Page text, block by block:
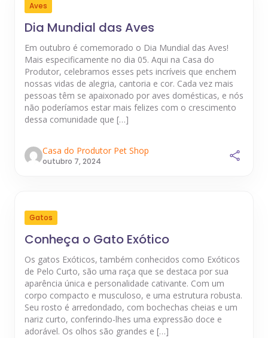
Aves
Dia Mundial das Aves
Em outubro é comemorado o Dia Mundial das Aves!
Mais especificamente no dia 05. Aqui na Casa do
Produtor, celebramos esses pets incríveis que enchem
nossas vidas de alegria, cantoria e cor. Cada vez mais
pessoas têm se apaixonado por aves domésticas, e nós
não poderíamos estar mais felizes com o crescimento
dessa comunidade que […]
Casa do Produtor Pet Shop
outubro 7, 2024
Gatos
Conheça o Gato Exótico
Os gatos Exóticos, também conhecidos como Exóticos
de Pelo Curto, são uma raça que se destaca por sua
aparência única e personalidade cativante. Com um
corpo compacto e musculoso, e uma estrutura robusta.
Seu rosto é arredondado, com bochechas cheias e um
nariz curto, conferindo-lhes uma expressão doce e
adorável. Os olhos são grandes e […]